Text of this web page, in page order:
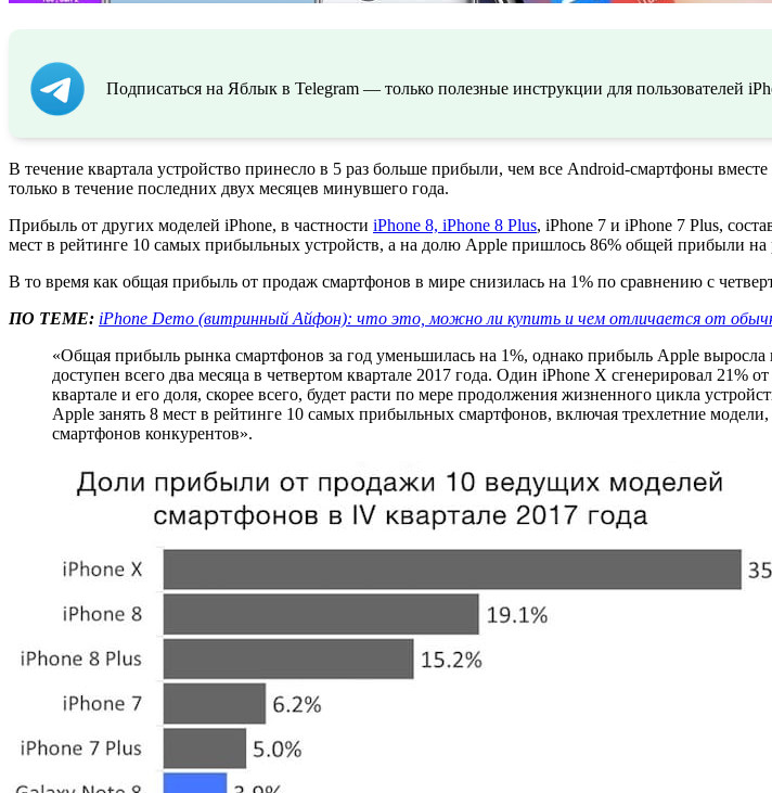
Подписаться на Яблык в Telegram — только полезные инструкции для пользователей
В течение квартала устройство принесло в 5 раз больше прибыли, чем все Android-смартфоны
только в течение последних двух месяцев минувшего года.
Прибыль от других моделей iPhone, в частности iPhone 8, iPhone 8 Plus, iPhone 7 и iPhone 7 Plus,
мест в рейтинге 10 самых прибыльных устройств, а на долю Apple пришлось 86% общей прибыли
В то время как общая прибыль от продаж смартфонов в мире снизилась на 1% по сравнению с
ПО ТЕМЕ: iPhone Demo (витринный Айфон): что это, можно ли купить и чем отличается от
«Общая прибыль рынка смартфонов за год уменьшилась на 1%, однако прибыль Apple
доступен всего два месяца в четвертом квартале 2017 года. Один iPhone X сгенерировал
квартале и его доля, скорее всего, будет расти по мере продолжения жизненного цикла
Apple занять 8 мест в рейтинге 10 самых прибыльных смартфонов, включая трехлетние
смартфонов конкурентов».